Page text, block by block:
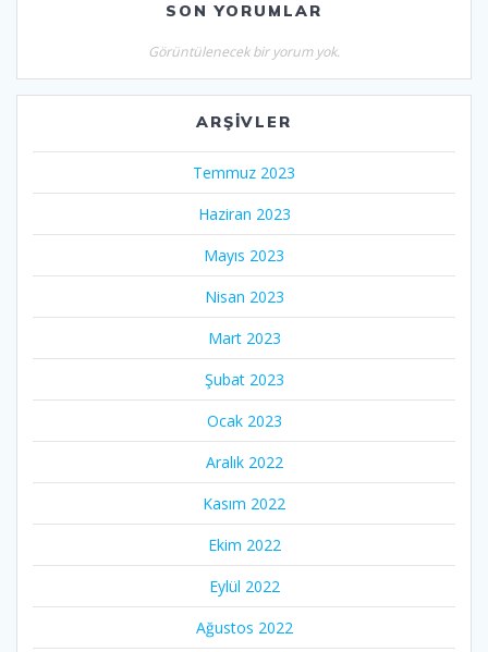
SON YORUMLAR
Görüntülenecek bir yorum yok.
ARŞIVLER
Temmuz 2023
Haziran 2023
Mayıs 2023
Nisan 2023
Mart 2023
Şubat 2023
Ocak 2023
Aralık 2022
Kasım 2022
Ekim 2022
Eylül 2022
Ağustos 2022